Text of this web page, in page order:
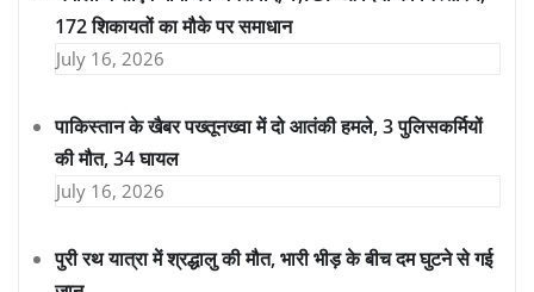
172 शिकायतों का मौके पर समाधान
July 16, 2026
पाकिस्तान के खैबर पख्तूनख्वा में दो आतंकी हमले, 3 पुलिसकर्मियों
की मौत, 34 घायल
July 16, 2026
पुरी रथ यात्रा में श्रद्धालु की मौत, भारी भीड़ के बीच दम घुटने से गई